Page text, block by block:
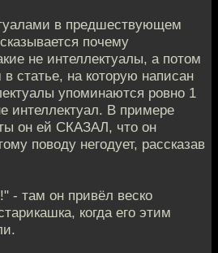
в предшествующем
почему
не интеллектуалы, а потом
статье, на которую написан
упоминаются ровно 1
интеллектуал. В примере
он ей СКАЗАЛ, что он
поводу негодует, рассказав
- там он привёл веско
когда его этим